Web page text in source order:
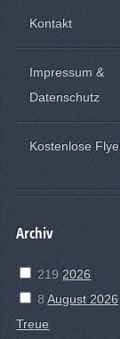
Kontakt
Impressum &
Datenschutz
Kostenlose
Archiv
219 2026
8 August 2026
Treue